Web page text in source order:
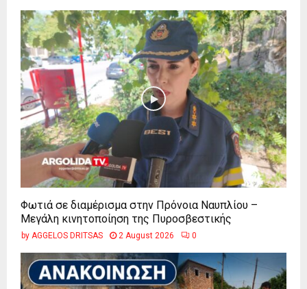
Φωτιά σε διαμέρισμα στην Πρόνοια Ναυπλίου –
Μεγάλη κινητοποίηση της Πυροσβεστικής
by AGGELOS DRITSAS 2 August 2026 0